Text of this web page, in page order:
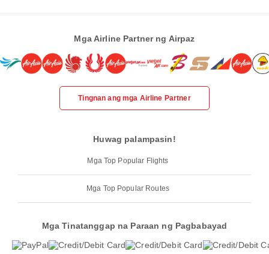
Mga Airline Partner ng Airpaz
Tingnan ang mga Airline Partner
Huwag palampasin!
Mga Top Popular Flights
Mga Top Popular Routes
Mga Tinatanggap na Paraan ng Pagbabayad